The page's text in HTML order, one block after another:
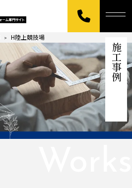
施工事例
> H陸上競技場